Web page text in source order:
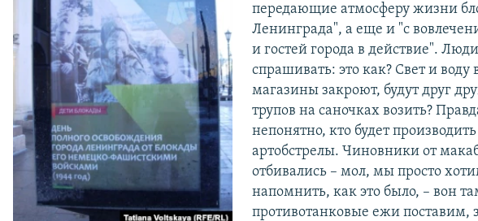
передающие атмосферу жизни
Ленинграда", а еще и "с
и гостей города в действие".
спрашивать: это как? Свет и воду
магазины закроют, будут друг
трупов на саночках возить?
непонятно, кто будет производить
артобстрелы. Чиновники от
отбивались – мол, мы просто
напомнить, как это было, – вон
противотанковые ежи поставим,